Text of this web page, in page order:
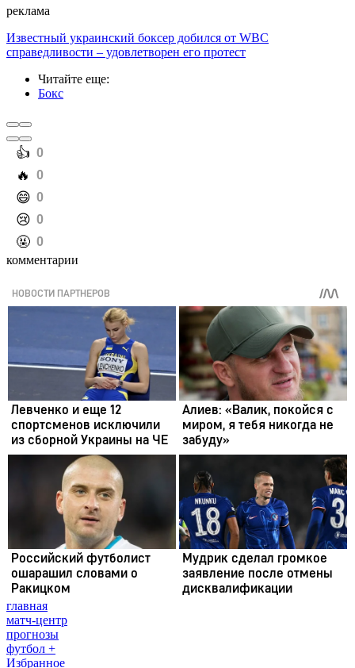
реклама
Известный украинский боксер добился от WBC
справедливости – удовлетворен его протест
Читайте еще:
Бокс
️👍 0
️🔥 0
️😄 0
️😢 0
️🤬 0
комментарии
главная
матч-центр
прогнозы
футбол +
Избранное